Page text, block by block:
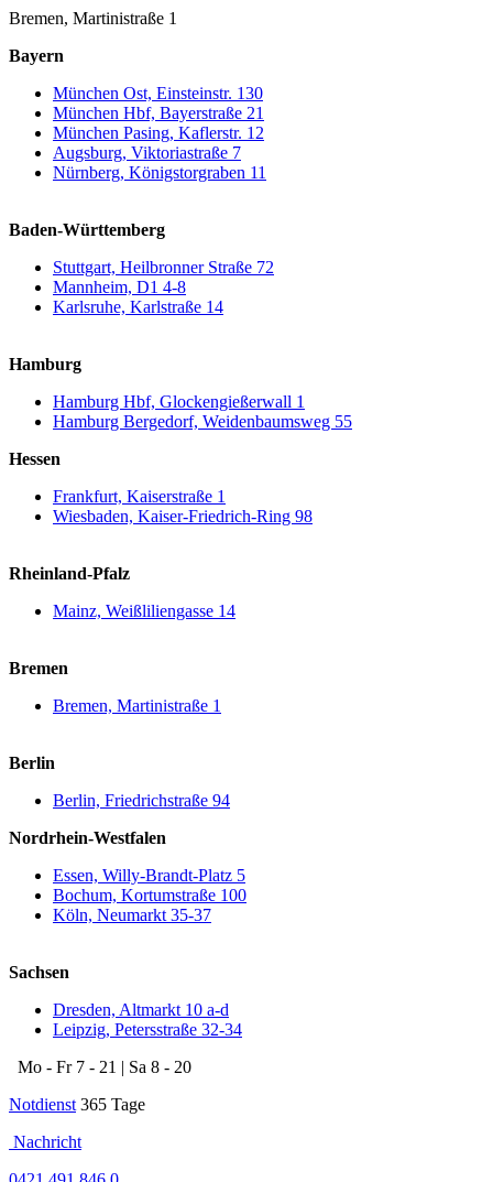
Bremen, Martinistraße 1
Bayern
München Ost, Einsteinstr. 130
München Hbf, Bayerstraße 21
München Pasing, Kaflerstr. 12
Augsburg, Viktoriastraße 7
Nürnberg, Königstorgraben 11
Baden-Württemberg
Stuttgart, Heilbronner Straße 72
Mannheim, D1 4-8
Karlsruhe, Karlstraße 14
Hamburg
Hamburg Hbf, Glockengießerwall 1
Hamburg Bergedorf, Weidenbaumsweg 55
Hessen
Frankfurt, Kaiserstraße 1
Wiesbaden, Kaiser-Friedrich-Ring 98
Rheinland-Pfalz
Mainz, Weißliliengasse 14
Bremen
Bremen, Martinistraße 1
Berlin
Berlin, Friedrichstraße 94
Nordrhein-Westfalen
Essen, Willy-Brandt-Platz 5
Bochum, Kortumstraße 100
Köln, Neumarkt 35-37
Sachsen
Dresden, Altmarkt 10 a-d
Leipzig, Petersstraße 32-34
Mo - Fr 7 - 21 | Sa 8 - 20
Notdienst 365 Tage
Nachricht